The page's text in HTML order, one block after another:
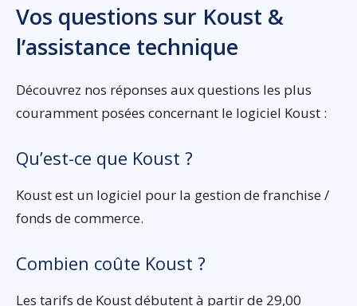
Vos questions sur Koust &
l’assistance technique
Découvrez nos réponses aux questions les plus
couramment posées concernant le logiciel Koust :
Qu’est-ce que Koust ?
Koust est un logiciel pour la gestion de franchise /
fonds de commerce.
Combien coûte Koust ?
Les tarifs de Koust débutent à partir de 29,00